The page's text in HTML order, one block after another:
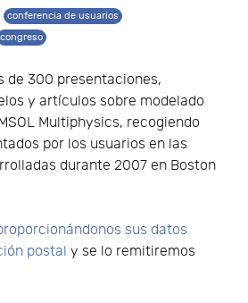
conferencia de usuarios
congreso
de 300 presentaciones,
y artículos sobre modelado
Multiphysics, recogiendo
por los usuarios en las
durante 2007 en Boston
sus datos
postal y se lo remitiremos